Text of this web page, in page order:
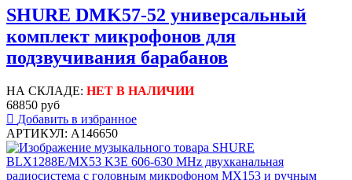
SHURE DMK57-52 универсальный
комплект микрофонов для
подзвучивания барабанов
НА СКЛАДЕ: НЕТ В НАЛИЧИИ
68850 руб
Добавить в избранное
АРТИКУЛ: A146650